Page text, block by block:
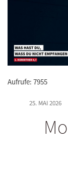
Aufrufe: 7955
25. MAI 2026